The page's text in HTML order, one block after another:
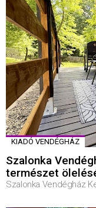
KIADÓ VENDÉGHÁZ
Szalonka
természet
Szalonka Vendégház